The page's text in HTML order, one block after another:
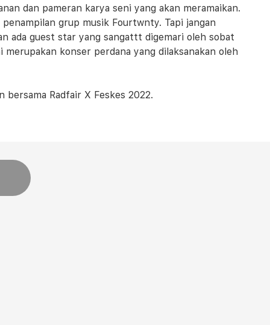
dan pameran karya seni yang akan meramaikan.
grup musik Fourtwnty. Tapi jangan
ada guest star yang sangattt digemari oleh sobat
konser perdana yang dilaksanakan oleh
Radfair X Feskes 2022.